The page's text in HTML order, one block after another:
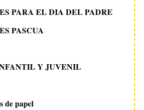
PARA EL DIA DEL PADRE
PASCUA
Y JUVENIL
de papel